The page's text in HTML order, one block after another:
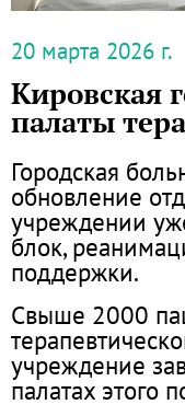
20 марта 2026 г.
Кировская
палаты
Городская
обновление
учреждении
блок,
поддержки.
Свыше 2000
учреждение
палатах этого